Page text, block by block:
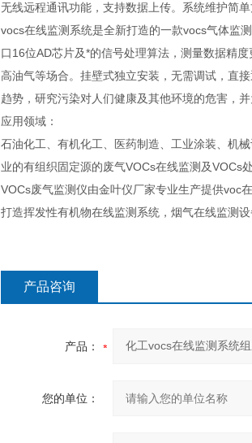
无线远程通讯功能，支持数据上传。系统维护简
vocs在线监测系统是全新打造的一款vocs气体监
口16位AD芯片及*的信号处理算法，测量数据精
高油气等场合。挂壁式独立安装，无需调试，直
趋势，研究污染对人们健康及其他环境的危害，
应用领域：
石油化工、有机化工、医药制造、工业涂装、机
业的有组织固定源的废气VOCs在线监测及VOCs
VOCs废气监测仪由金叶仪厂家专业生产提供voc
打造挥发性有机物在线监测系统，烟气在线监测
产品咨询
产品：
您的单位：